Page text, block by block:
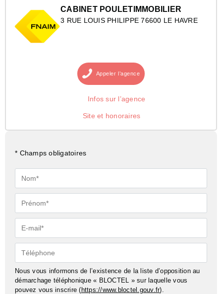
CABINET POULETIMMOBILIER
3 RUE LOUIS PHILIPPE 76600 LE HAVRE
Appeler l’agence
Infos sur l’agence
Site et honoraires
* Champs obligatoires
Nom*
Prénom*
E-
mail*
Téléphone
Nous vous informons de l’existence de la liste d’opposition au
démarchage téléphonique « BLOCTEL » sur laquelle vous
pouvez vous inscrire (https://www.bloctel.gouv.fr).